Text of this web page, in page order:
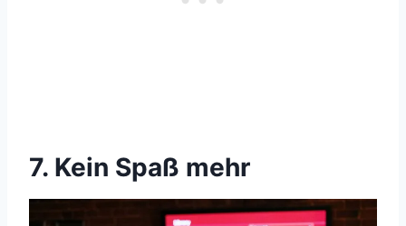
7. Kein Spaß mehr